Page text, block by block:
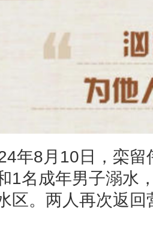
年8月10日，栾
1名成年男子溺水
区。两人再次返